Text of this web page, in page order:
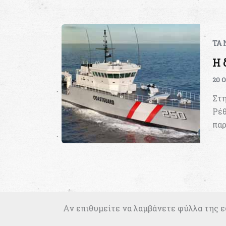
ΤΑ
Η
20
Αν επιθυμείτε να λαμβάνετε φύλλα της